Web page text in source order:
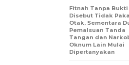
Fitnah Tanpa Bukti
Disebut Tidak
Otak, Sementara
Pemalsuan Tanda
Tangan dan
Oknum Lain Mulai
Dipertanyakan